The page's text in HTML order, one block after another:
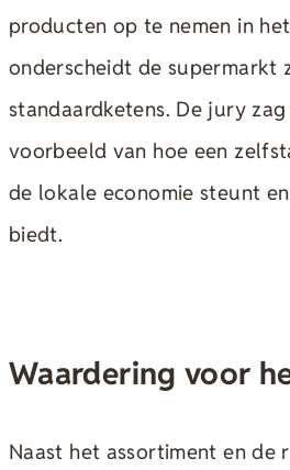
producten op te nemen in
onderscheidt de supermarkt
standaardketens. De jury
voorbeeld van hoe een
de lokale economie steunt
biedt.
Waardering voor
Naast het assortiment en de